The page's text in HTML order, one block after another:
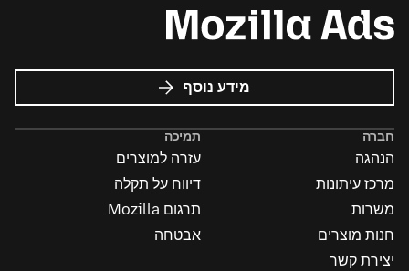
מידע נוסף על
פרסומות
Mozilla
חברה
הנהגה
מרכז עיתונות
משרות
חנות מוצרים
יצירת קשר
תמיכה
עזרה למוצרים
דיווח על תקלה
תרגום Mozilla
אבטחה